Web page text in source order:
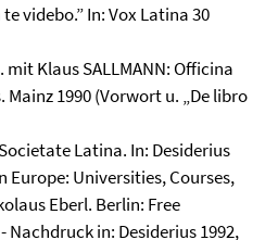
videbo.” In: Vox Latina 30
mit Klaus SALLMANN: Officina
1990 (Vorwort u. „De libro
Latina. In: Desiderius
Europe: Universities, Courses,
Eberl. Berlin: Free
Nachdruck in: Desiderius 1992,